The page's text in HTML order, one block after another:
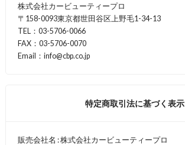
株式会社カービューティープロ
〒158-0093東京都世田谷区上野毛1-34-13
TEL：03-5706-0066
FAX：03-5706-0070
Email：info@cbp.co.jp
特定商取引法に基づく表示
販売会社名 : 株式会社カービューティープロ